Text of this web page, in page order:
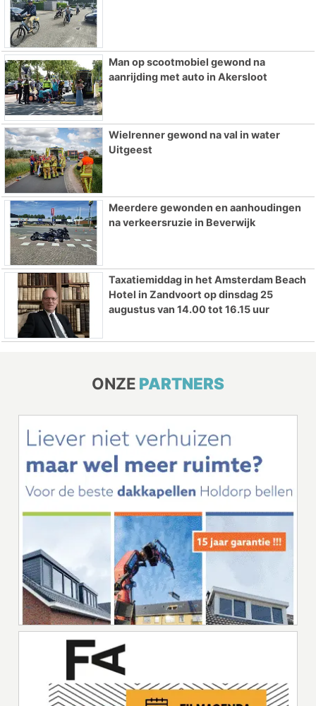
Man op scootmobiel gewond na
aanrijding met auto in Akersloot
Wielrenner gewond na val in water
Uitgeest
Meerdere gewonden en aanhoudingen
na verkeersruzie in Beverwijk
Taxatiemiddag in het Amsterdam Beach
Hotel in Zandvoort op dinsdag 25
augustus van 14.00 tot 16.15 uur
ONZE PARTNERS